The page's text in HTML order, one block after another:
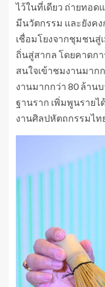
ไว้ในที่เดียว ถ่ายทอ
มีนวัตกรรม และยังค
เชื่อมโยงจากชุมชนสู่
ถิ่นสู่สากล โดยคาดก
สนใจเข้าชมงานมาก
งานมากกว่า 80 ล้าน
ฐานราก เพิ่มพูนราย
งานศิลปหัตถกรรมไท